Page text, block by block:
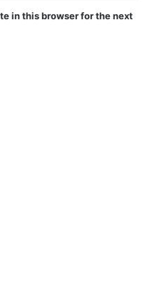
in this browser for the next